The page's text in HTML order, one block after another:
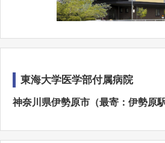
東海大学医学部付属病院
神奈川県伊勢原市（最寄：伊勢原